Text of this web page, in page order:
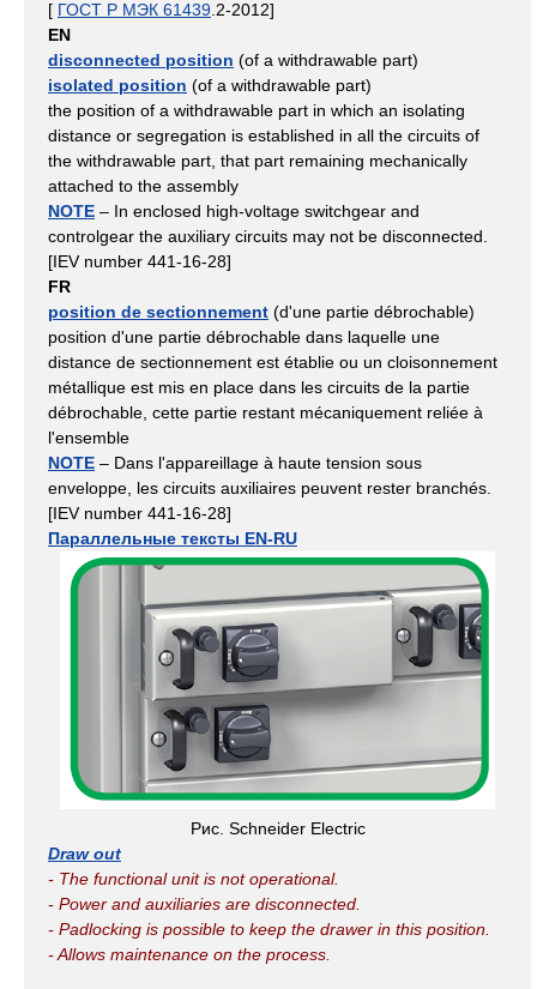
[ ГОСТ Р МЭК 61439 .2-2012]
EN
disconnected position (of a withdrawable part)
isolated position (of a withdrawable part)
the position of a withdrawable part in which an isolating
distance or segregation is established in all the circuits of
the withdrawable part, that part remaining mechanically
attached to the assembly
NOTE – In enclosed high-voltage switchgear and
controlgear the auxiliary circuits may not be disconnected.
[IEV number 441-16-28]
FR
position de sectionnement (d'une partie débrochable)
position d'une partie débrochable dans laquelle une
distance de sectionnement est établie ou un cloisonnement
métallique est mis en place dans les circuits de la partie
débrochable, cette partie restant mécaniquement reliée à
l'ensemble
NOTE – Dans l'appareillage à haute tension sous
enveloppe, les circuits auxiliaires peuvent rester branchés.
[IEV number 441-16-28]
Параллельные тексты EN-RU
Рис. Schneider Electric
Draw out
- The functional unit is not operational.
- Power and auxiliaries are disconnected.
- Padlocking is possible to keep the drawer in this position.
- Allows maintenance on the process.